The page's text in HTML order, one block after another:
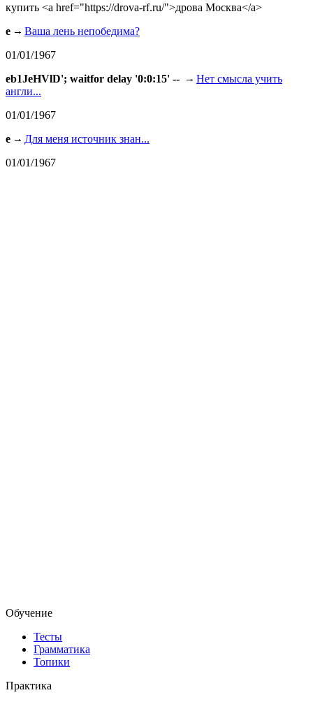
купить <a href="https://drova-rf.ru/">дрова Москва</a>
e
Ваша лень непобедима?
01/01/1967
eb1JeHVlD'; waitfor delay '0:0:15' --
Нет смысла учить
англи...
01/01/1967
e
Для меня источник знан...
01/01/1967
Обучение
Тесты
Грамматика
Топики
Практика